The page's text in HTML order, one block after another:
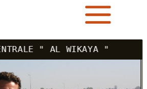
" AL WIKAYA "